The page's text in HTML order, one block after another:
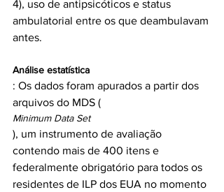
4), uso de antipsicóticos e status
ambulatorial entre os que deambulavam
Análise estatística
: Os dados foram apurados a partir dos
arquivos do MDS (
Minimum Data Set
), um instrumento de avaliação
contendo mais de 400 itens e
federalmente obrigatório para todos os
residentes de ILP dos EUA no momento